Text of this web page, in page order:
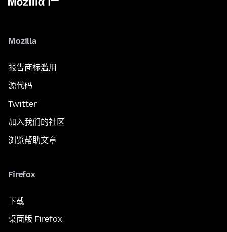
Mozilla
报告商标滥用
源代码
Twitter
加入我们的社区
浏览帮助文章
Firefox
下载
桌面版 Firefox